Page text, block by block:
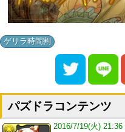
ゲリラ時間割
パズドラコンテンツ
2016/7/19(火) 21:36